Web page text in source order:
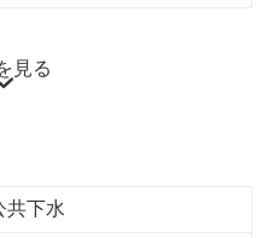
見る
共下水